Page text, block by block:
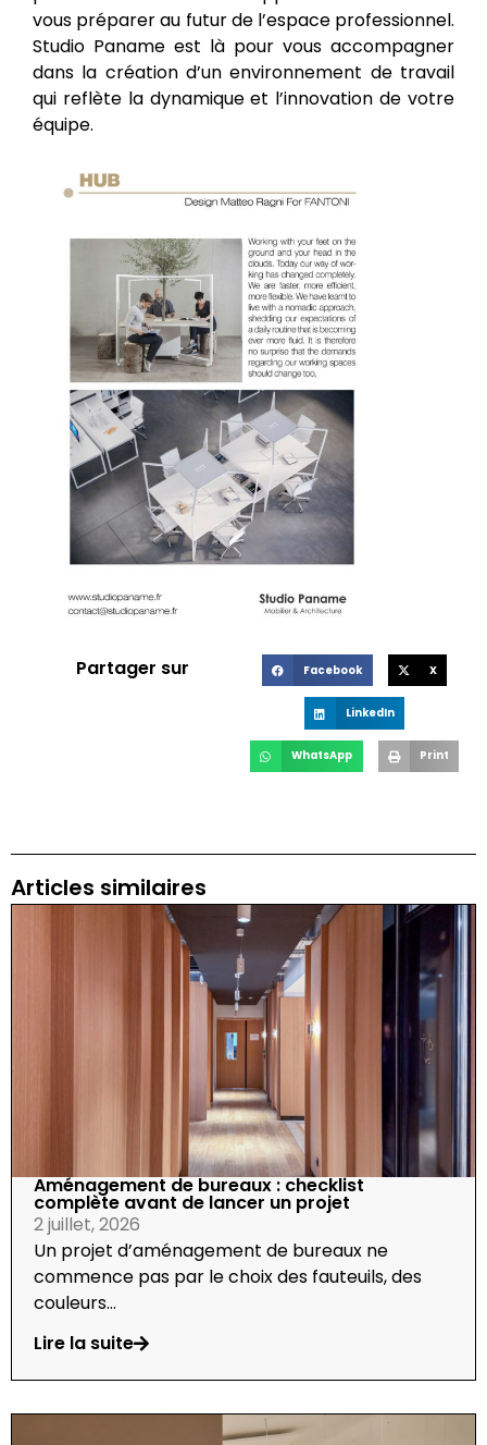
vous préparer au futur de l’espace professionnel.
Studio Paname est là pour vous accompagner
dans la création d’un environnement de travail
qui reflète la dynamique et l’innovation de votre
équipe.
Partager sur Facebook X
LinkedIn
WhatsApp Print
Articles similaires
Aménagement de bureaux : checklist
complète avant de lancer un projet
2 juillet, 2026
Un projet d’aménagement de bureaux ne
commence pas par le choix des fauteuils, des
couleurs...
Lire la suite